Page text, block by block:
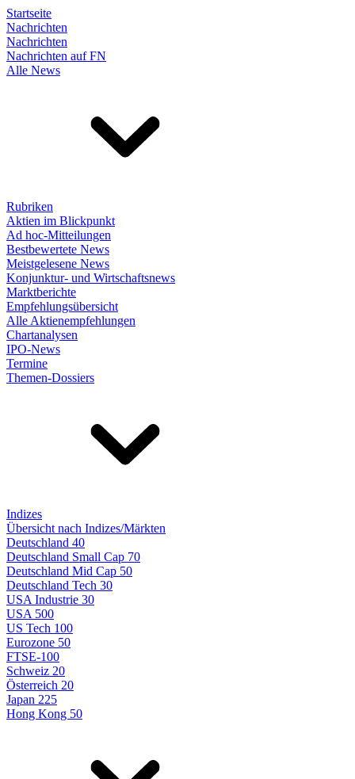
Startseite
Nachrichten
Nachrichten
Nachrichten auf FN
Alle News
Rubriken
Aktien im Blickpunkt
Ad hoc-Mitteilungen
Bestbewertete News
Meistgelesene News
Konjunktur- und Wirtschaftsnews
Marktberichte
Empfehlungsübersicht
Alle Aktienempfehlungen
Chartanalysen
IPO-News
Termine
Themen-Dossiers
Indizes
Übersicht nach Indizes/Märkten
Deutschland 40
Deutschland Small Cap 70
Deutschland Mid Cap 50
Deutschland Tech 30
USA Industrie 30
USA 500
US Tech 100
Eurozone 50
FTSE-100
Schweiz 20
Österreich 20
Japan 225
Hong Kong 50